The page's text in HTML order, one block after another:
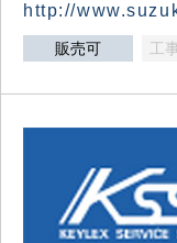
http://
販売可 工